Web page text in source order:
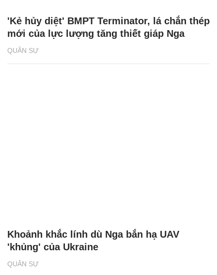
QUÂN SỰ
'Kẻ hủy diệt' BMPT Terminator, lá chắn thép
mới của lực lượng tăng thiết giáp Nga
QUÂN SỰ
Khoảnh khắc lính dù Nga bắn hạ UAV
'khủng' của Ukraine